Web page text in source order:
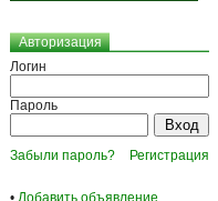
Авторизация
Логин
Пароль
Забыли пароль? Регистрация
• Добавить объявление